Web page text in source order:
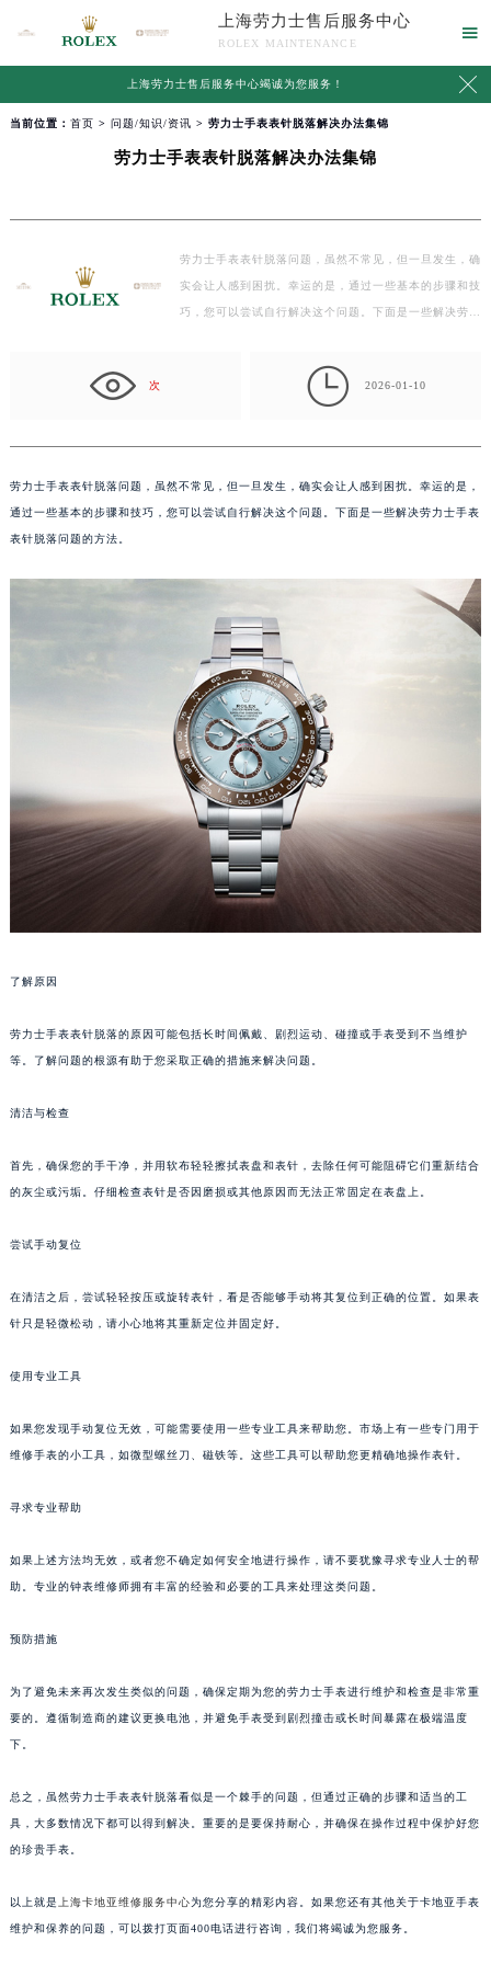
上海劳力士售后服务中心
ROLEX MAINTENANCE

上海劳力士售后服务中心竭诚为您服务！ 
当前位置： 首页 > 问题/知识/资讯 > 劳力士手表表针脱落解决办法集锦
劳力士手表表针脱落解决办法集锦
劳力士手表表针脱落问题，虽然不常见，但一旦发生，确
实会让人感到困扰。幸运的是，通过一些基本的步骤和技
巧，您可以尝试自行解决这个问题。下面是一些解决劳力
次  2026-01-10
劳力士手表表针脱落问题，虽然不常见，但一旦发生，确实会让人感到困扰。幸运的是，
通过一些基本的步骤和技巧，您可以尝试自行解决这个问题。下面是一些解决劳力士手表
表针脱落问题的方法。
了解原因
劳力士手表表针脱落的原因可能包括长时间佩戴、剧烈运动、碰撞或手表受到不当维护
等。了解问题的根源有助于您采取正确的措施来解决问题。
清洁与检查
首先，确保您的手干净，并用软布轻轻擦拭表盘和表针，去除任何可能阻碍它们重新结合
的灰尘或污垢。仔细检查表针是否因磨损或其他原因而无法正常固定在表盘上。
尝试手动复位
在清洁之后，尝试轻轻按压或旋转表针，看是否能够手动将其复位到正确的位置。如果表
针只是轻微松动，请小心地将其重新定位并固定好。
使用专业工具
如果您发现手动复位无效，可能需要使用一些专业工具来帮助您。市场上有一些专门用于
维修手表的小工具，如微型螺丝刀、磁铁等。这些工具可以帮助您更精确地操作表针。
寻求专业帮助
如果上述方法均无效，或者您不确定如何安全地进行操作，请不要犹豫寻求专业人士的帮
助。专业的钟表维修师拥有丰富的经验和必要的工具来处理这类问题。
预防措施
为了避免未来再次发生类似的问题，确保定期为您的劳力士手表进行维护和检查是非常重
要的。遵循制造商的建议更换电池，并避免手表受到剧烈撞击或长时间暴露在极端温度
下。
总之，虽然劳力士手表表针脱落看似是一个棘手的问题，但通过正确的步骤和适当的工
具，大多数情况下都可以得到解决。重要的是要保持耐心，并确保在操作过程中保护好您
的珍贵手表。
以上就是 上海卡地亚维修服务中心为您分享的精彩内容。如果您还有其他关于卡地亚手表
维护和保养的问题，可以拨打页面400电话进行咨询，我们将竭诚为您服务。